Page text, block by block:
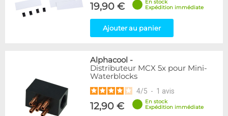
19,90 €
En stock
Expédition immédiate
Ajouter au panier
Alphacool -
Distributeur MCX 5x pour Mini-
Waterblocks
4/5 - 1 avis
12,90 €
En stock
Expédition immédiate